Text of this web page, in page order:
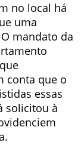
no local há
uma
mandato da
conta que o
essas
solicitou à